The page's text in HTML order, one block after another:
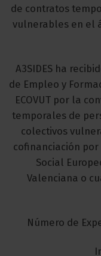
de contratos
vulnerables en el
A3SIDES ha
de Empleo y
ECOVUT por la
temporales de
colectivos
cofinanciación
Social
Valenciana o
Número de